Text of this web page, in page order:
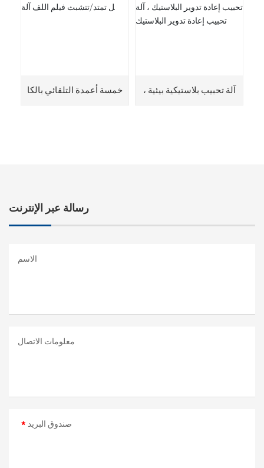
آلة تحبيب بلاستيكية بيئية ،
خمسة أعمدة التلقائي بالكا
رسالة عبر الإنترنت
الاسم
معلومات الاتصال
صندوق البريد